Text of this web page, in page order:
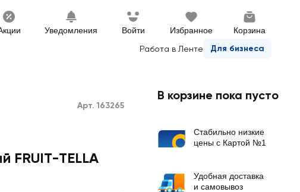
Уведомления Войти Избранное Корзина
Работа в Ленте Для бизнеса
Арт. 163265
FRUIT-TELLA
В корзине пока пусто
Стабильно низкие
цены с Картой №1
Удобная доставка
и самовывоз